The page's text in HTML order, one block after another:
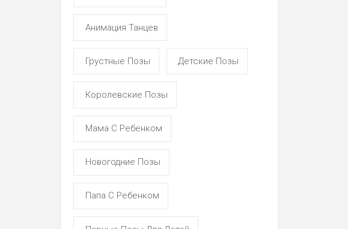
Анимация Танцев
Грустные Позы Детские Позы
Королевские Позы
Мама С Ребенком
Новогодние Позы
Папа С Ребенком